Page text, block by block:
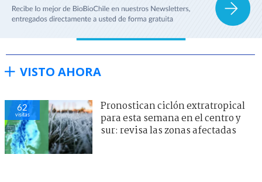
VISTO AHORA
62
visitas
Pronostican ciclón extratropical
para esta semana en el centro y
sur: revisa las zonas afectadas